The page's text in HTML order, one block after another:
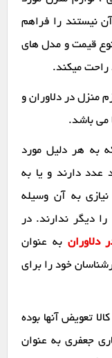
نیستند را فراهم
قیمت و مدل های
راحت میکند.
منزل در دلاوران و
می باشد.
به هر دلیل مورد
عدد دارند و یا به
به آن وسیله
دیگر ندارند. در
دلاوران به عنوان
خود را برای
تعویض آنها بوده
جعفری به عنوان